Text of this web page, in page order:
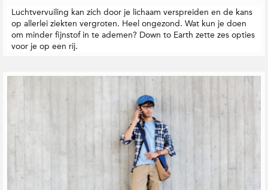
Luchtvervuiling kan zich door je lichaam verspreiden en de kans
op allerlei ziekten vergroten. Heel ongezond. Wat kun je doen
om minder fijnstof in te ademen? Down to Earth zette zes opties
voor je op een rij.